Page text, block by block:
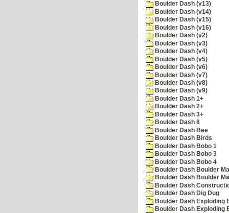
Boulder Dash (v13)
Boulder Dash (v14)
Boulder Dash (v15)
Boulder Dash (v16)
Boulder Dash (v2)
Boulder Dash (v3)
Boulder Dash (v4)
Boulder Dash (v5)
Boulder Dash (v6)
Boulder Dash (v7)
Boulder Dash (v8)
Boulder Dash (v9)
Boulder Dash 1+
Boulder Dash 2+
Boulder Dash 3+
Boulder Dash 8
Boulder Dash Bee
Boulder Dash Birds
Boulder Dash Bobo 1
Boulder Dash Bobo 3
Boulder Dash Bobo 4
Boulder Dash Boulder
Boulder Dash Boulder
Boulder Dash
Boulder Dash Dig Dug
Boulder Dash Exploding
Boulder Dash Exploding